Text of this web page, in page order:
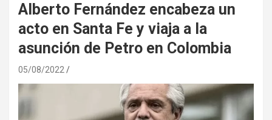
Alberto Fernández encabeza un
acto en Santa Fe y viaja a la
asunción de Petro en Colombia
05/08/2022